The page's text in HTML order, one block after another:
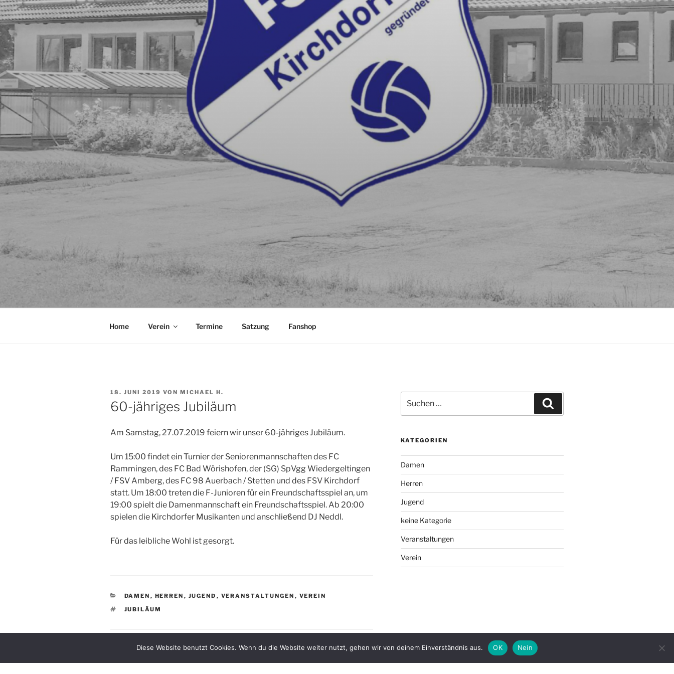
Home Verein Termine Satzung Fanshop
VERÖFFENTLICHT
AM
18. JUNI 2019 VON MICHAEL H.
60-jähriges Jubiläum
Am Samstag, 27.07.2019 feiern wir unser 60-jähriges Jubiläum.
Um 15:00 findet ein Turnier der Seniorenmannschaften des FC
Rammingen, des FC Bad Wörishofen, der (SG) SpVgg Wiedergeltingen
/ FSV Amberg, des FC 98 Auerbach / Stetten und des FSV Kirchdorf
statt. Um 18:00 treten die F-Junioren für ein Freundschaftsspiel an, um
19:00 spielt die Damenmannschaft ein Freundschaftsspiel. Ab 20:00
spielen die Kirchdorfer Musikanten und anschließend DJ Neddl.
Für das leibliche Wohl ist gesorgt.
KATEGORIEN
DAMEN , HERREN , JUGEND , VERANSTALTUNGEN , VEREIN
SCHLAGWÖRTER
JUBILÄUM
Beitragsnavigation
nach:
KATEGORIEN
Damen
Herren
Jugend
keine Kategorie
Veranstaltungen
Verein
Diese Website benutzt Cookies. Wenn du die Website weiter nutzt, gehen wir von deinem Einverständnis aus. OK Nein